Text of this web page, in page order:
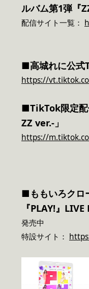
ルバム第1弾『
配信サイト一覧：
■高城れに公式
https://
■TikTok限定配
ZZ ver.-」
https://
■ももいろクロ
『PLAY!』
発売中
特設サイト：